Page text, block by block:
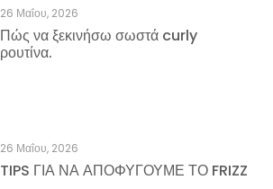
26 Μαΐου, 2026
Πώς να ξεκινήσω σωστά curly
ρουτίνα.
26 Μαΐου, 2026
TIPS ΓΙΑ ΝΑ ΑΠΟΦΥΓΟΥΜΕ ΤΟ FRIZZ